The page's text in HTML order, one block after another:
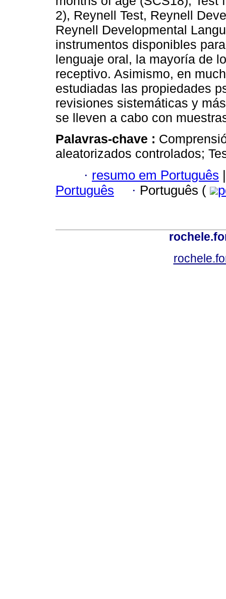
2), Reynell Test, Reynell
Reynell Developmental
instrumentos disponibles
lenguaje oral, la mayoría de
receptivo. Asimismo, en
estudiadas las propiedades
revisiones sistemáticas y
se lleven a cabo con
Palavras-chave :
aleatorizados controlados;
· resumo em Português |
Português
· Português (